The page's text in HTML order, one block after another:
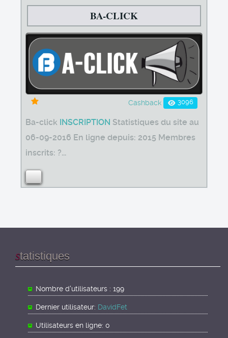
BA-CLICK
Cashback 3096
Ba-click INSCRIPTION Statistiques du site au
06-09-2016 En ligne depuis: 2015 Membres
inscrits: ?...
Statistiques
Nombre d'utilisateurs : 199
Dernier utilisateur: DavidFet
Utilisateurs en ligne: 0